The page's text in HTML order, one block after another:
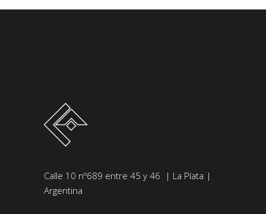
Calle 10 nº689 entre 45 y 46 | La Plata |
Argentina